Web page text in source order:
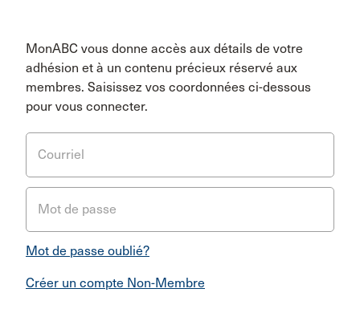
MonABC vous donne accès aux détails de votre
adhésion et à un contenu précieux réservé aux
membres. Saisissez vos coordonnées ci-dessous
pour vous connecter.
Courriel
Mot de passe
Mot de passe oublié?
Créer un compte Non-Membre